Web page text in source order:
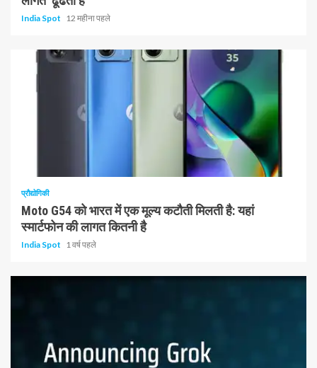
India Spot 12 महीना पहले
प्रौद्योगिकी
Moto G54 को भारत में एक मूल्य कटौती मिलती है: यहां
स्मार्टफोन की लागत कितनी है
India Spot 1 वर्ष पहले